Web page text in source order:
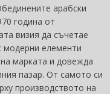
арабски
година от
визия да съчетае
модерни елементи
марката и довежда
пазар. От самото си
производството на